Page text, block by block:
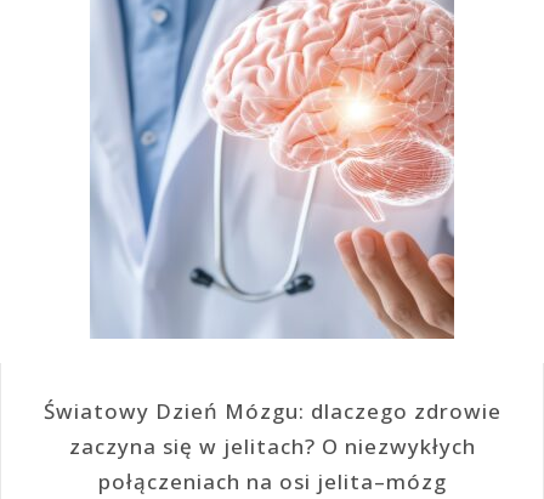
Światowy Dzień Mózgu: dlaczego zdrowie
zaczyna się w jelitach? O niezwykłych
połączeniach na osi jelita–mózg